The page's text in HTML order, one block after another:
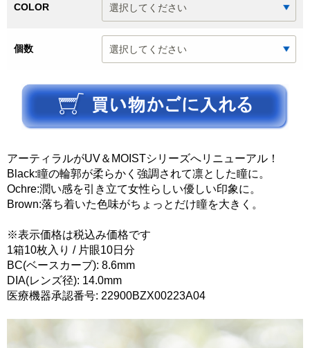
COLOR
個数
アーティラルがUV＆MOISTシリーズへリニューアル！
Black:瞳の輪郭が柔らかく強調されて凛とした瞳に。
Ochre:潤い感を引き立て女性らしい優しい印象に。
Brown:落ち着いた色味がちょっとだけ瞳を大きく。
※表示価格は税込み価格です
1箱10枚入り / 片眼10日分
BC(ベースカーブ): 8.6mm
DIA(レンズ径): 14.0mm
医療機器承認番号: 22900BZX00223A04